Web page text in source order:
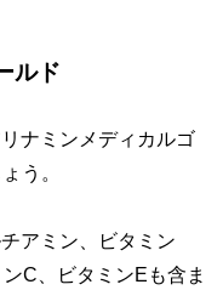
ルド
ナミンメディカルゴ
う。
アミン、ビタミン
C、ビタミンEも含ま